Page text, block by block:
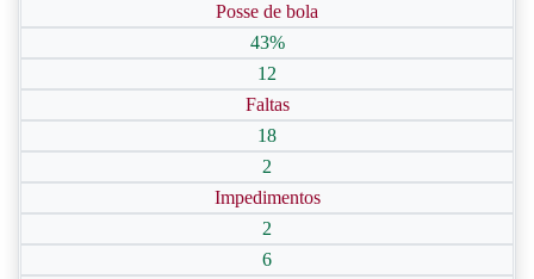
Posse de bola
43%
12
Faltas
18
2
Impedimentos
2
6